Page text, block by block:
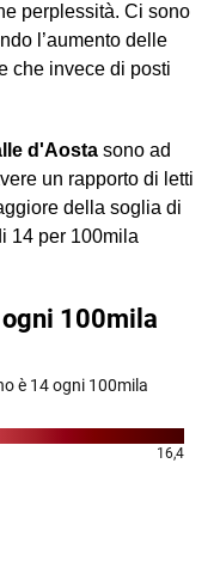
perplessità. Ci sono
l’aumento delle
che invece di posti
d'Aosta sono ad
un rapporto di letti
della soglia di
14 per 100mila